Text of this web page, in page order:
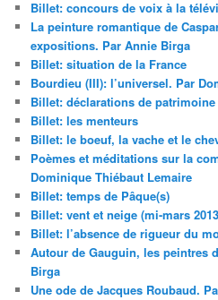
Billet: concours de voix à la
La peinture romantique de
expositions. Par Annie Birga
Billet: situation de la France
Bourdieu (III): l’universel. Par
Billet: déclarations de patrimoine
Billet: les menteurs
Billet: le boeuf, la vache et le
Poèmes et méditations sur la
Dominique Thiébaut Lemaire
Billet: temps de Pâque(s)
Billet: vent et neige (mi-mars
Billet: l’absence de rigueur du
Autour de Gauguin, les peintres
Birga
Une ode de Jacques Roubaud.